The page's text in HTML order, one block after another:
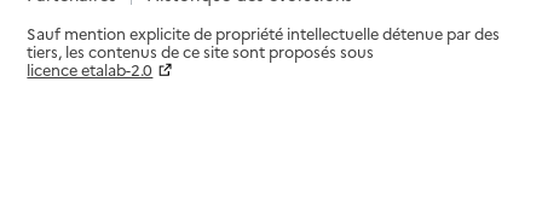
Sauf mention explicite de propriété intellectuelle détenue par des
tiers, les contenus de ce site sont proposés sous
licence etalab-2.0